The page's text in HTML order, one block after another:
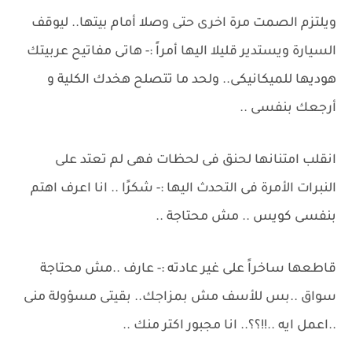
ويلتزم الصمت مرة اخرى حتى وصلا أمام بيتها.. ليوقف
السيارة ويستدير قليلا اليها أمراً :- هاتى مفاتيح عربيتك
هوديها للميكانيكى.. ولحد ما تتصلح هخدك الكلية و
أرجعك بنفسى ..
انقلب امتنانها لحنق فى لحظات فهى لم تعتد على
النبرات الأمرة فى التحدث اليها :- شكرًا .. انا اعرف اهتم
بنفسى كويس .. مش محتاجة ..
قاطعها ساخراً على غير عادته :- عارف ..مش محتاجة
سواق ..بس للأسف مش بمزاجك.. بقيتى مسؤولة منى
..اعمل ايه ..!!؟؟.. انا مجبور اكتر منك ..